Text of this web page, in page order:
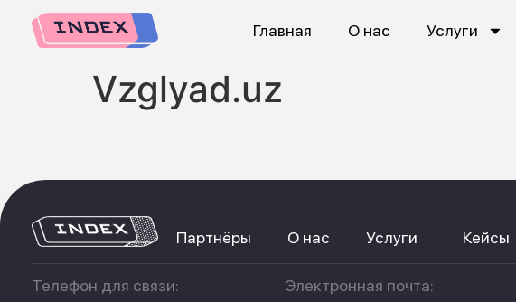
Главная О нас Услуги
Vzglyad.uz
Партнёры О нас Услуги Кейсы
Телефон для связи: Электронная почта: